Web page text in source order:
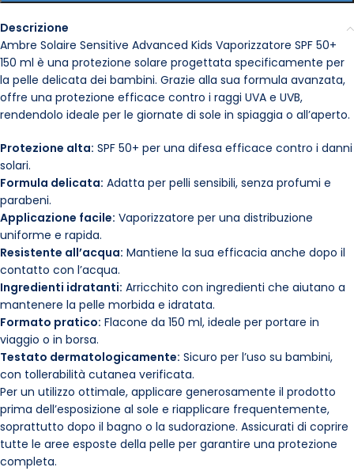
Descrizione
Ambre Solaire Sensitive Advanced Kids Vaporizzatore SPF 50+
150 ml è una protezione solare progettata specificamente per
la pelle delicata dei bambini. Grazie alla sua formula avanzata,
offre una protezione efficace contro i raggi UVA e UVB,
rendendolo ideale per le giornate di sole in spiaggia o all’aperto.
Protezione alta: SPF 50+ per una difesa efficace contro i danni
solari.
Formula delicata: Adatta per pelli sensibili, senza profumi e
parabeni.
Applicazione facile: Vaporizzatore per una distribuzione
uniforme e rapida.
Resistente all’acqua: Mantiene la sua efficacia anche dopo il
contatto con l’acqua.
Ingredienti idratanti: Arricchito con ingredienti che aiutano a
mantenere la pelle morbida e idratata.
Formato pratico: Flacone da 150 ml, ideale per portare in
viaggio o in borsa.
Testato dermatologicamente: Sicuro per l’uso su bambini,
con tollerabilità cutanea verificata.
Per un utilizzo ottimale, applicare generosamente il prodotto
prima dell’esposizione al sole e riapplicare frequentemente,
soprattutto dopo il bagno o la sudorazione. Assicurati di coprire
tutte le aree esposte della pelle per garantire una protezione
completa.